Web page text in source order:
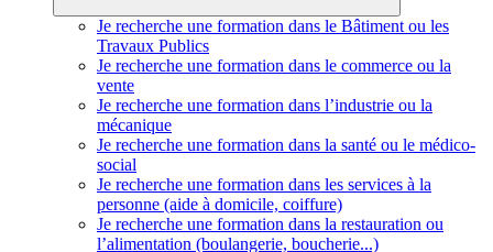
Je recherche une formation dans le Bâtiment ou les
Travaux Publics
Je recherche une formation dans le commerce ou la
vente
Je recherche une formation dans l’industrie ou la
mécanique
Je recherche une formation dans la santé ou le médico-
social
Je recherche une formation dans les services à la
personne (aide à domicile, coiffure)
Je recherche une formation dans la restauration ou
l’alimentation (boulangerie, boucherie...)